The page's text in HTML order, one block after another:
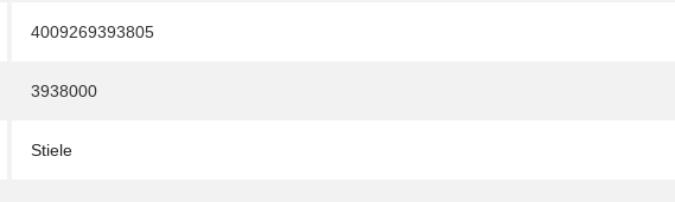
4009269393805
3938000
Stiele